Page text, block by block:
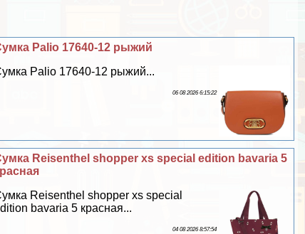
Palio 17640-12 рыжий
Palio 17640-12 рыжий...
06 08 2026 6:15:22
Reisenthel shopper xs special edition bavaria 5
Reisenthel shopper xs special
bavaria 5 красная...
04 08 2026 8:57:54